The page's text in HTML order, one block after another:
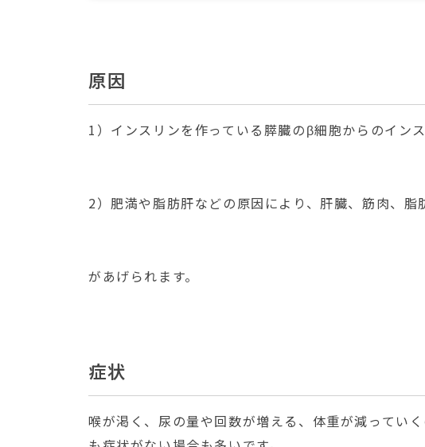
原因
1）インスリンを作っている膵臓のβ細胞からのイン
2）肥満や脂肪肝などの原因により、肝臓、筋肉、
があげられます。
症状
喉が渇く、尿の量や回数が増える、体重が減ってい